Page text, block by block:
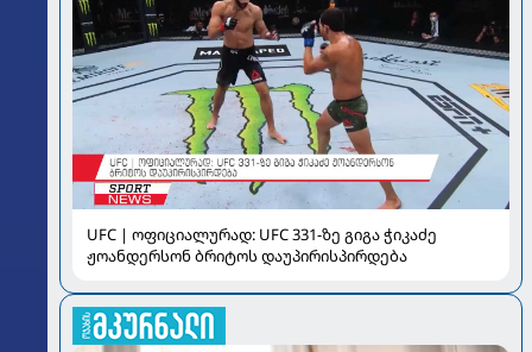
UFC | ოფიციალურად: UFC 331-ზე გიგა ჭიკაძე
ჟოანდერსონ ბრიტოს დაუპირისპირდება